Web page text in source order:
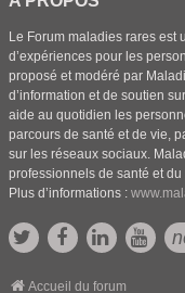
Le Forum maladies rares est
d’expériences pour les
proposé et modéré par
d’information et de soutien
aide au quotidien les
parcours de santé et de vie,
sur les réseaux sociaux.
professionnels de santé et
Plus d’informations :
Accueil du forum